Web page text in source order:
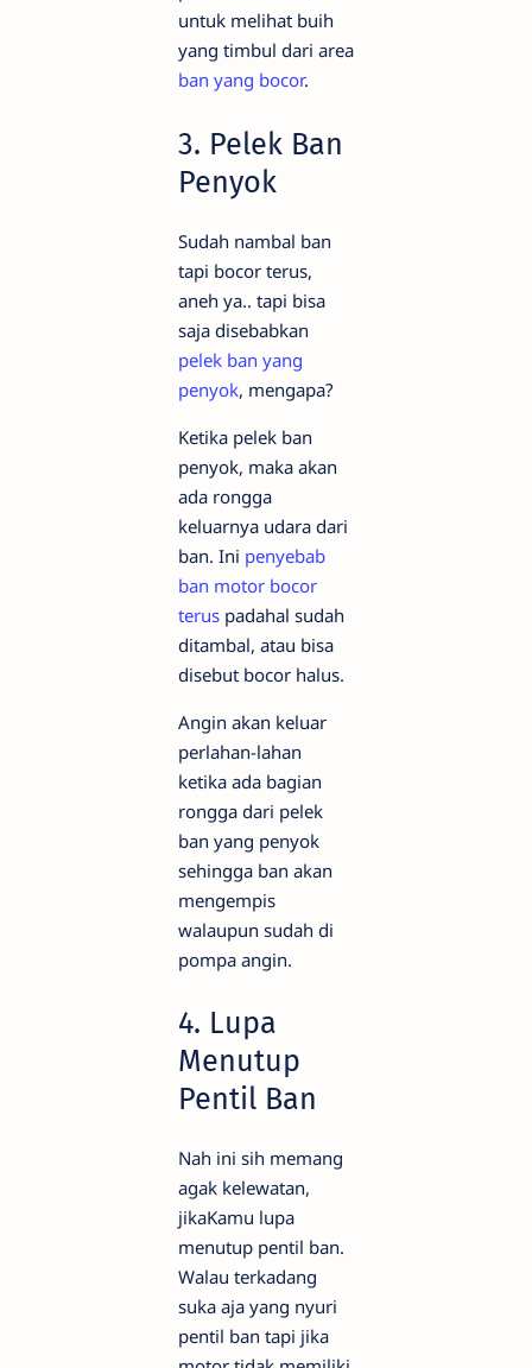
untuk melihat buih
yang timbul dari area
ban yang bocor.
3. Pelek Ban
Penyok
Sudah nambal ban
tapi bocor terus,
aneh ya.. tapi bisa
saja disebabkan
pelek ban yang
penyok, mengapa?
Ketika pelek ban
penyok, maka akan
ada rongga
keluarnya udara dari
ban. Ini penyebab
ban motor bocor
terus padahal sudah
ditambal, atau bisa
disebut bocor halus.
Angin akan keluar
perlahan-lahan
ketika ada bagian
rongga dari pelek
ban yang penyok
sehingga ban akan
mengempis
walaupun sudah di
pompa angin.
4. Lupa
Menutup
Pentil Ban
Nah ini sih memang
agak kelewatan,
jikaKamu lupa
menutup pentil ban.
Walau terkadang
suka aja yang nyuri
pentil ban tapi jika